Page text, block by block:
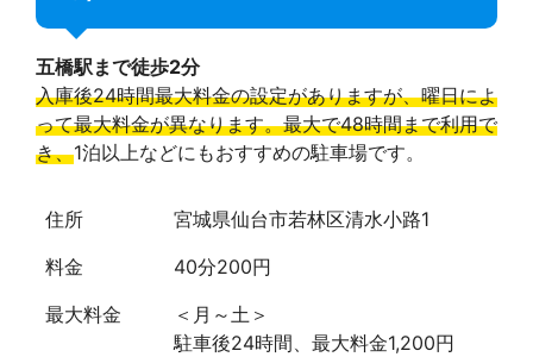
五橋駅まで徒歩2分
入庫後24時間最大料金の設定がありますが、曜日によ
って最大料金が異なります。最大で48時間まで利用で
き、1泊以上などにもおすすめの駐車場です。
住所
宮城県仙台市若林区清水小路1
料金
40分200円
最大料金
＜月～土＞
駐車後24時間、最大料金1,200円